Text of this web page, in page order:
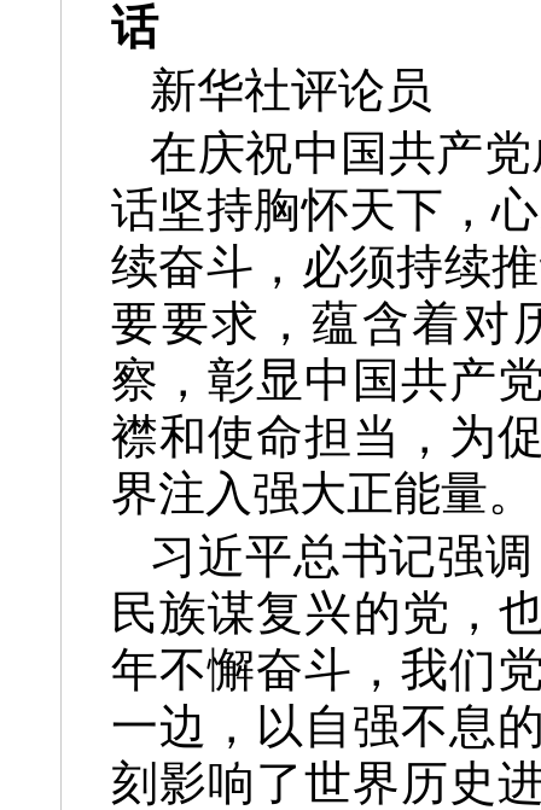
话
新华社评论员
在庆祝中国共产
话坚持胸怀天下，
续奋斗，必须持续
要要求，蕴含着对
察，彰显中国共产
襟和使命担当，为
界注入强大正能量。
习近平总书记强
民族谋复兴的党，
年不懈奋斗，我们
一边，以自强不息
刻影响了世界历史